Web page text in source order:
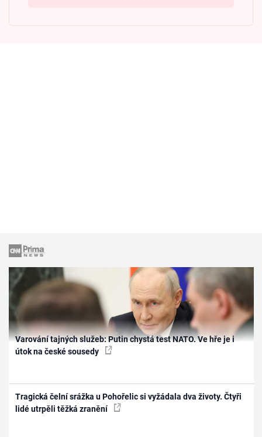
Varování tajných služeb: Putin chystá test NATO. Ve hře je i
útok na české sousedy
Tragická čelní srážka u Pohořelic si vyžádala dva životy. Čtyři
lidé utrpěli těžká zranění